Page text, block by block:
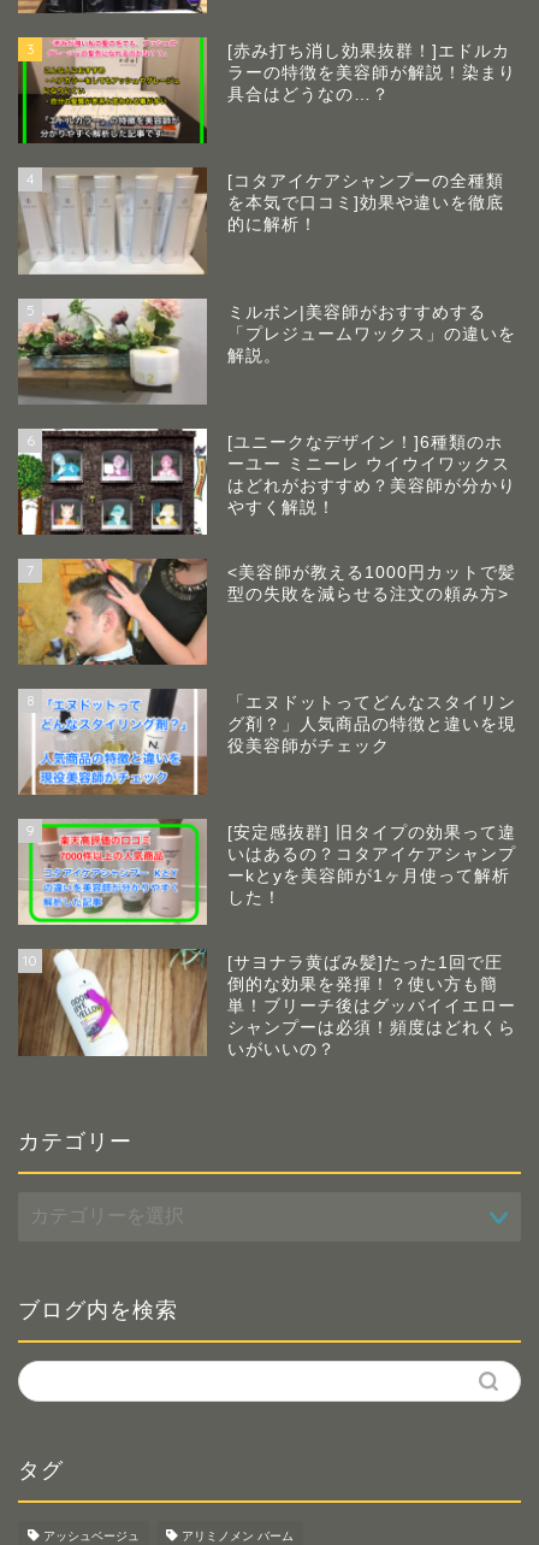
3
[赤み打ち消し効果抜群！]エドルカ
ラーの特徴を美容師が解説！染まり
具合はどうなの…？
4
[コタアイケアシャンプーの全種類
を本気で口コミ]効果や違いを徹底
的に解析！
5
ミルボン|美容師がおすすめする
「プレジュームワックス」の違いを
解説。
6
[ユニークなデザイン！]6種類のホ
ーユー ミニーレ ウイウイワックス
はどれがおすすめ？美容師が分かり
やすく解説！
7
<美容師が教える1000円カットで髪
型の失敗を減らせる注文の頼み方>
8
「エヌドットってどんなスタイリン
グ剤？」人気商品の特徴と違いを現
役美容師がチェック
9
[安定感抜群] 旧タイプの効果って違
いはあるの？コタアイケアシャンプ
ーkとyを美容師が1ヶ月使って解析
した！
10
[サヨナラ黄ばみ髪]たった1回で圧
倒的な効果を発揮！？使い方も簡
単！ブリーチ後はグッバイイエロー
シャンプーは必須！頻度はどれくら
いがいいの？
カテゴリー
テ
ー
ブログ内を検索
タグ
アッシュベージュ アリミノメン バーム